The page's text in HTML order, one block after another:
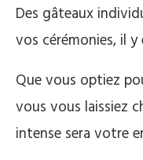
Des gâteaux
vos cérémonies, il
Que vous optiez
vous vous laissiez
intense sera votre